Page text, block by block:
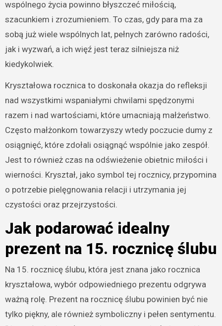
wspólnego życia powinno błyszczeć miłością,
szacunkiem i zrozumieniem. To czas, gdy para ma za
sobą już wiele wspólnych lat, pełnych zarówno radości,
jak i wyzwań, a ich więź jest teraz silniejsza niż
kiedykolwiek.
Kryształowa rocznica to doskonała okazja do refleksji
nad wszystkimi wspaniałymi chwilami spędzonymi
razem i nad wartościami, które umacniają małżeństwo.
Często małżonkom towarzyszy wtedy poczucie dumy z
osiągnięć, które zdołali osiągnąć wspólnie jako zespół.
Jest to również czas na odświeżenie obietnic miłości i
wierności. Kryształ, jako symbol tej rocznicy, przypomina
o potrzebie pielęgnowania relacji i utrzymania jej
czystości oraz przejrzystości.
Jak podarować idealny
prezent na 15. rocznicę ślubu
Na 15. rocznicę ślubu, która jest znana jako rocznica
kryształowa, wybór odpowiedniego prezentu odgrywa
ważną rolę. Prezent na rocznicę ślubu powinien być nie
tylko piękny, ale również symboliczny i pełen sentymentu.